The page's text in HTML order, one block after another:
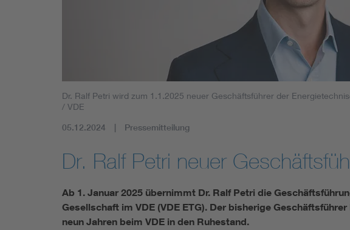
Energy
Dr. Ralf Petri wird zum 1.1.2025 neuer Geschäftsführer der
/ VDE
05.12.2024 Pressemitteilung
Dr. Ralf Petri neuer
Ab 1. Januar 2025 übernimmt Dr. Ralf Petri die
Gesellschaft im VDE (VDE ETG). Der bisherige
neun Jahren beim VDE in den Ruhestand.